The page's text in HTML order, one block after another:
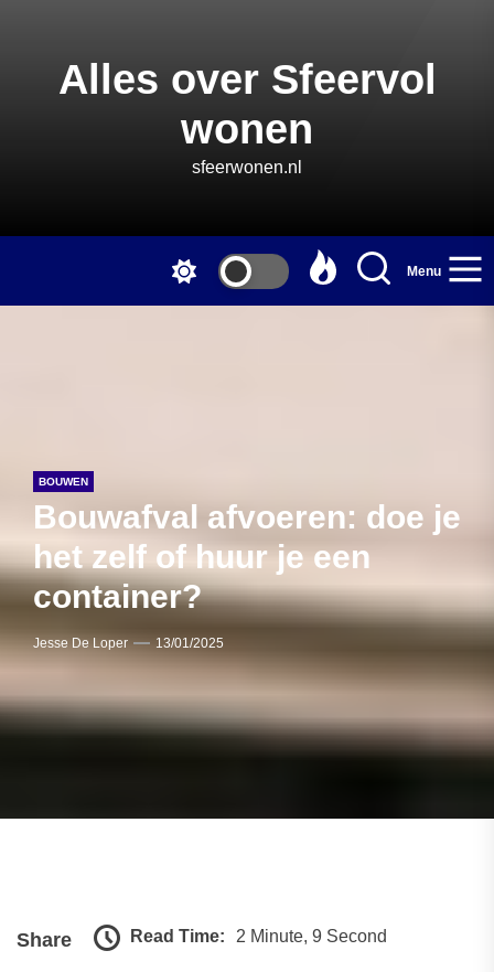
Alles over Sfeervol
wonen
sfeerwonen.nl
Menu
BOUWEN
Bouwafval afvoeren: doe je
het zelf of huur je een
container?
Jesse De Loper 13/01/2025
Share Read Time: 2 Minute, 9 Second